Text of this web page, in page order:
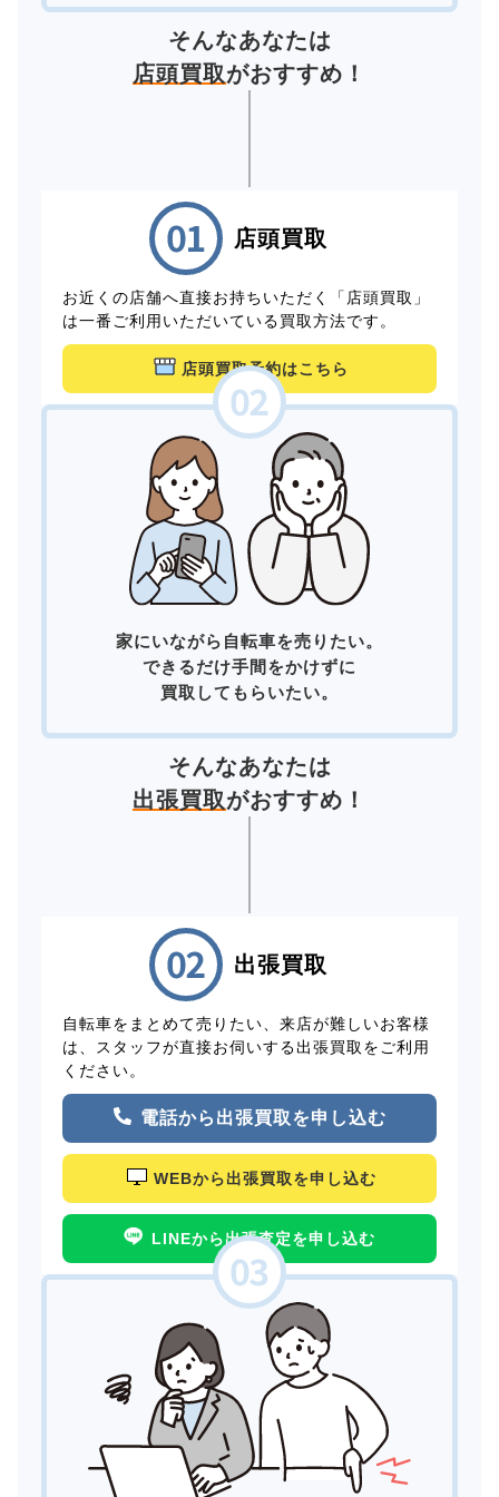
そんなあなたは
店頭買取がおすすめ！
店頭買取
お近くの店舗へ直接お持ちいただく「店頭買取」
は一番ご利用いただいている買取方法です。
店頭買取予約はこちら
家にいながら自転車を売りたい。
できるだけ手間をかけずに
買取してもらいたい。
そんなあなたは
出張買取がおすすめ！
出張買取
自転車をまとめて売りたい、来店が難しいお客様
は、スタッフが直接お伺いする出張買取をご利用
ください。
電話から出張買取を申し込む
WEBから出張買取を申し込む
LINEから出張査定を申し込む